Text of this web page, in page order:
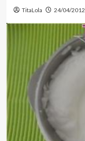
TitaLola 24/04/2012